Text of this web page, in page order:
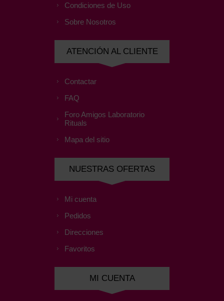
Condiciones de Uso
Sobre Nosotros
ATENCIÓN AL CLIENTE
Contactar
FAQ
Foro Amigos Laboratorio
Rituals
Mapa del sitio
NUESTRAS OFERTAS
Mi cuenta
Pedidos
Direcciones
Favoritos
MI CUENTA